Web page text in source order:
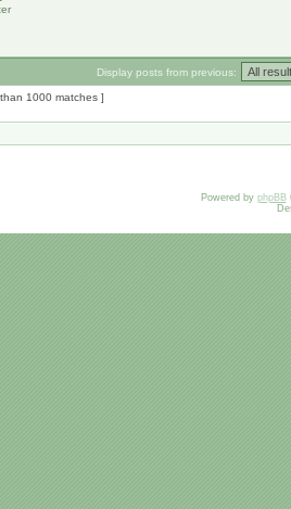
Display posts from previous:
1000 matches ]
Powered by phpBB